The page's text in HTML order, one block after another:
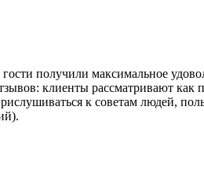
получили максимальное
клиенты рассматривают как
к советам людей,